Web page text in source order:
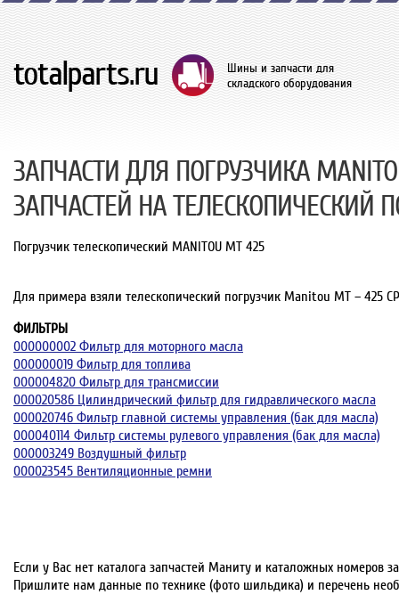
Шины и запчасти для
складского оборудования
ЗАПЧАСТИ ДЛЯ ПОГРУЗЧИКА
ЗАПЧАСТЕЙ НА ТЕЛЕСКОПИЧЕСКИЙ
Погрузчик телескопический MANITOU MT 425
Для примера взяли телескопический погрузчик Manitou MT – 425
ФИЛЬТРЫ
000000002 Фильтр для моторного масла
000000019 Фильтр для топлива
000004820 Фильтр для трансмиссии
000020586 Цилиндрический фильтр для гидравлического масла
000020746 Фильтр главной системы управления (бак для масла)
000040114 Фильтр системы рулевого управления (бак для масла)
000003249 Воздушный фильтр
000023545 Вентиляционные ремни
Если у Вас нет каталога запчастей Маниту и каталожных номеров
Пришлите нам данные по технике (фото шильдика) и перечень